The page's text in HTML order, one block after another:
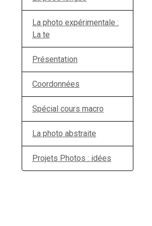
La photo expérimentale :
La te
Présentation
Coordonnées
Spécial cours macro
La photo abstraite
Projets Photos : idées